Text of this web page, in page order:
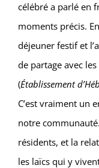
célébré a parlé en
moments précis.
déjeuner festif et
de partage avec
(Établissement
C’est vraiment un
notre
résidents, et la
les laïcs qui y